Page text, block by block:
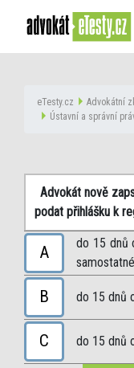
eTesty.cz Advokátní
Ústavní a správní
Advokát nově
podat přihlášku k
A
do 15 dnů
B do 15 dnů
C do 15 dnů